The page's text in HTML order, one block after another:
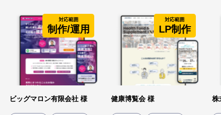
対応範囲
制作/運用
ビッグマロン有限会社 様
対応範囲
LP制作
健康博覧会 様 株